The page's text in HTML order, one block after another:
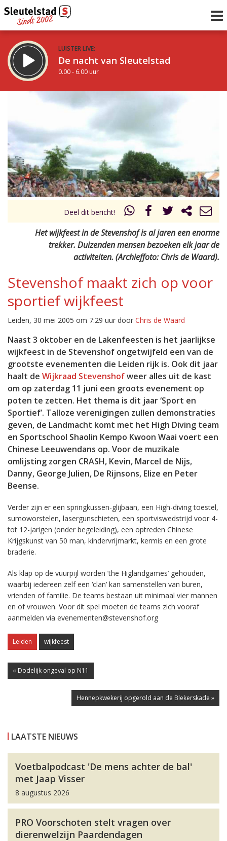
LUISTER LIVE:
De nacht van Sleutelstad
0.00 - 6.00 uur
De ochtend van Sleutelstad
Vorig uur
Inklappen
Deel dit bericht!
Het wijkfeest in de Stevenshof is al jaren een enorme
trekker. Duizenden mensen bezoeken elk jaar de
activiteiten. (Archieffoto: Chris de Waard).
Stevenshof maakt zich op voor
sportief wijkfeest
Leiden, 30 mei 2005 om 7:29 uur door Chris de Waard
Naast 3 oktober en de Lakenfeesten is het jaarlijkse
wijkfeest in de Stevenshof ongetwijfeld een van de
grootste evenementen die Leiden rijk is. Ook dit jaar
haalt de Wijkraad Stevenshofweer alles uit de kast
om op zaterdag 11 juni een groots evenement op
poten te zetten. Het thema is dit jaar ‘Sport en
Sportief’. Talloze verenigingen zullen demonstraties
geven, de Landmacht komt met het High Diving team
en Sportschool Shaolin Kempo Kwoon Waai voert een
Chinese Leeuwendans op. Voor de muzikale
omlijsting zorgen CRASH, Kevin, Marcel de Nijs,
Danny, George Julien, De Rijnsons, Elize en Peter
Beense.
Verder zijn er een springkussen-glijbaan, een High-diving toestel,
sumoworstelen, lasergunschieten, een sportviswedstrijd voor 4-
tot 12-jarigen (onder begeleiding), een optreden Chinese
Krijgskunst van 50 man, kindervrijmarkt, kermis en een grote
braderie.
Als klap op de vuurpijl worden ’the Higlandgames’ gehouden,
waarbij iedereen zelf een ‘clan’ kan samenstellen van buren,
vrienden of familie. De teams bestaan uit minimaal vier mannen
en of vrouwen. Voor dit spel moeten de teams zich vooraf
aanmelden via evenementen@stevenshof.org
Leiden wijkfeest
« Dodelijk ongeval op N11
Hennepkwekerij opgerold aan de Blekerskade »
LAATSTE NIEUWS
Voetbalpodcast 'De mens achter de bal'
met Jaap Visser
8 augustus 2026
PRO Voorschoten stelt vragen over
dierenwelzijn Paardendagen